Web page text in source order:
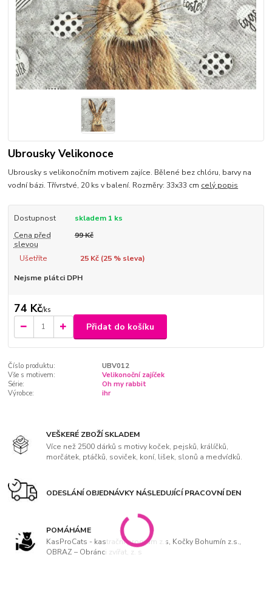
Ubrousky Velikonoce
Ubrousky s velikonočním motivem zajíce. Bělené bez chlóru, barvy na
vodní bázi. Třívrstvé, 20 ks v balení. Rozměry: 33x33 cm celý popis
Dostupnost
skladem 1 ks
Cena před
slevou
99 Kč
Ušetříte 25 Kč (25% sleva)
Nejsme plátci DPH
74 Kč/ks
Přidat do košíku
Číslo produktu:
UBV012
Vše s motivem:
Velikonoční zajíček
Série:
Oh my rabbit
Výrobce:
ihr
VEŠKERÉ ZBOŽÍ SKLADEM
Více než 2500 dárků s motivy koček, pejsků, králíčků,
morčátek, ptáčků, soviček, koní, lišek, slonů a medvídků.
ODESLÁNÍ OBJEDNÁVKY NÁSLEDUJÍCÍ PRACOVNÍ DEN
POMÁHÁME
KasProCats - kastrační program z.s, Kočky Bohumín z.s.,
OBRAZ – Obránci zvířat, z. s